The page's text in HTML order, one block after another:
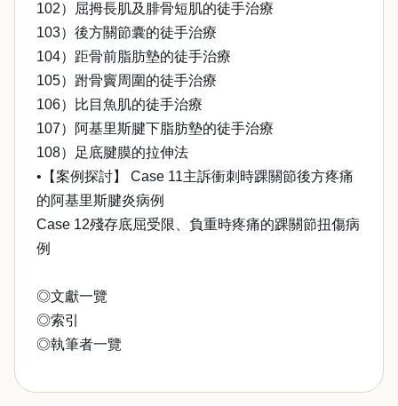
102）屈拇長肌及腓骨短肌的徒手治療
103）後方關節囊的徒手治療
104）距骨前脂肪墊的徒手治療
105）跗骨竇周圍的徒手治療
106）比目魚肌的徒手治療
107）阿基里斯腱下脂肪墊的徒手治療
108）足底腱膜的拉伸法
•【案例探討】 Case 11主訴衝刺時踝關節後方疼痛
的阿基里斯腱炎病例
Case 12殘存底屈受限、負重時疼痛的踝關節扭傷病
例
◎文獻一覽
◎索引
◎執筆者一覽